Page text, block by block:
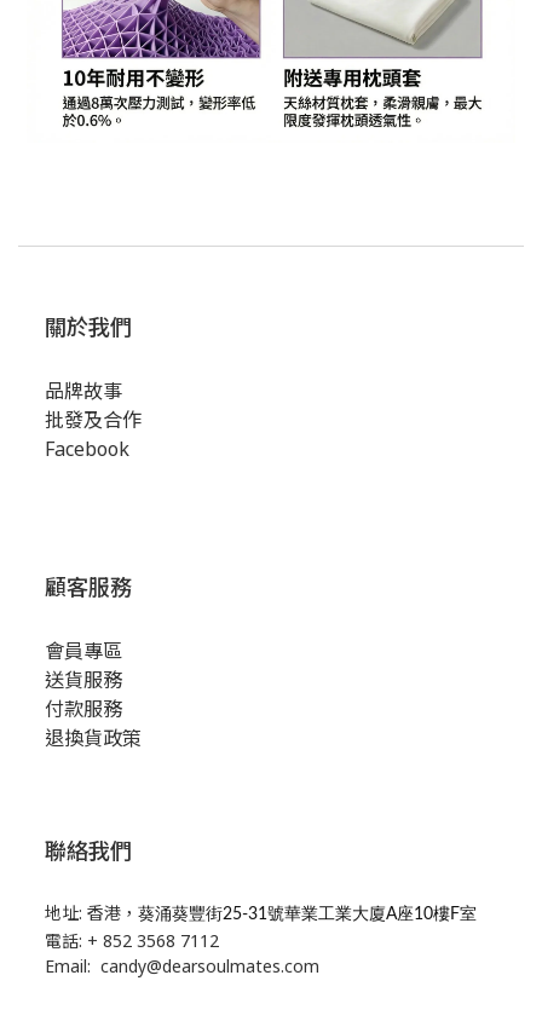
關於我們
品牌故事
批發及合作
Facebook
顧客服務
會員專區
送貨服務
付款服務
退換貨政策
聯絡我們
地址: 香港， 葵涌葵豐街25-31號華業工業大廈A座10樓F室
電話: + 852 3568 7112
Email: candy@dearsoulmates.com